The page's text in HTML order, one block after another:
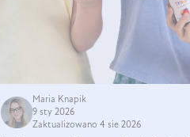
Maria Knapik
9 sty 2026
Zaktualizowano 4 sie 2026